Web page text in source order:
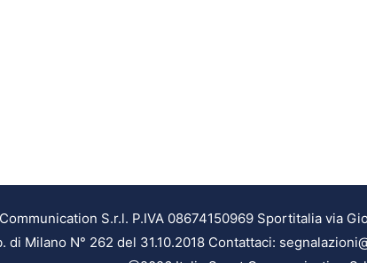
S.r.l. P.IVA 08674150969 Sportitalia via
di Milano N° 262 del 31.10.2018 Contattaci: